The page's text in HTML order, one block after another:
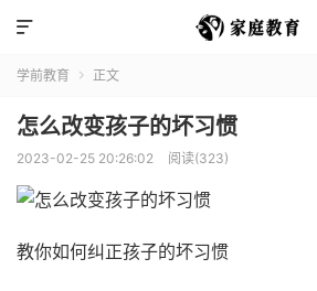

学前教育  正文
怎么改变孩子的坏习惯
2023-02-25 20:26:02 阅读(323)
教你如何纠正孩子的坏习惯